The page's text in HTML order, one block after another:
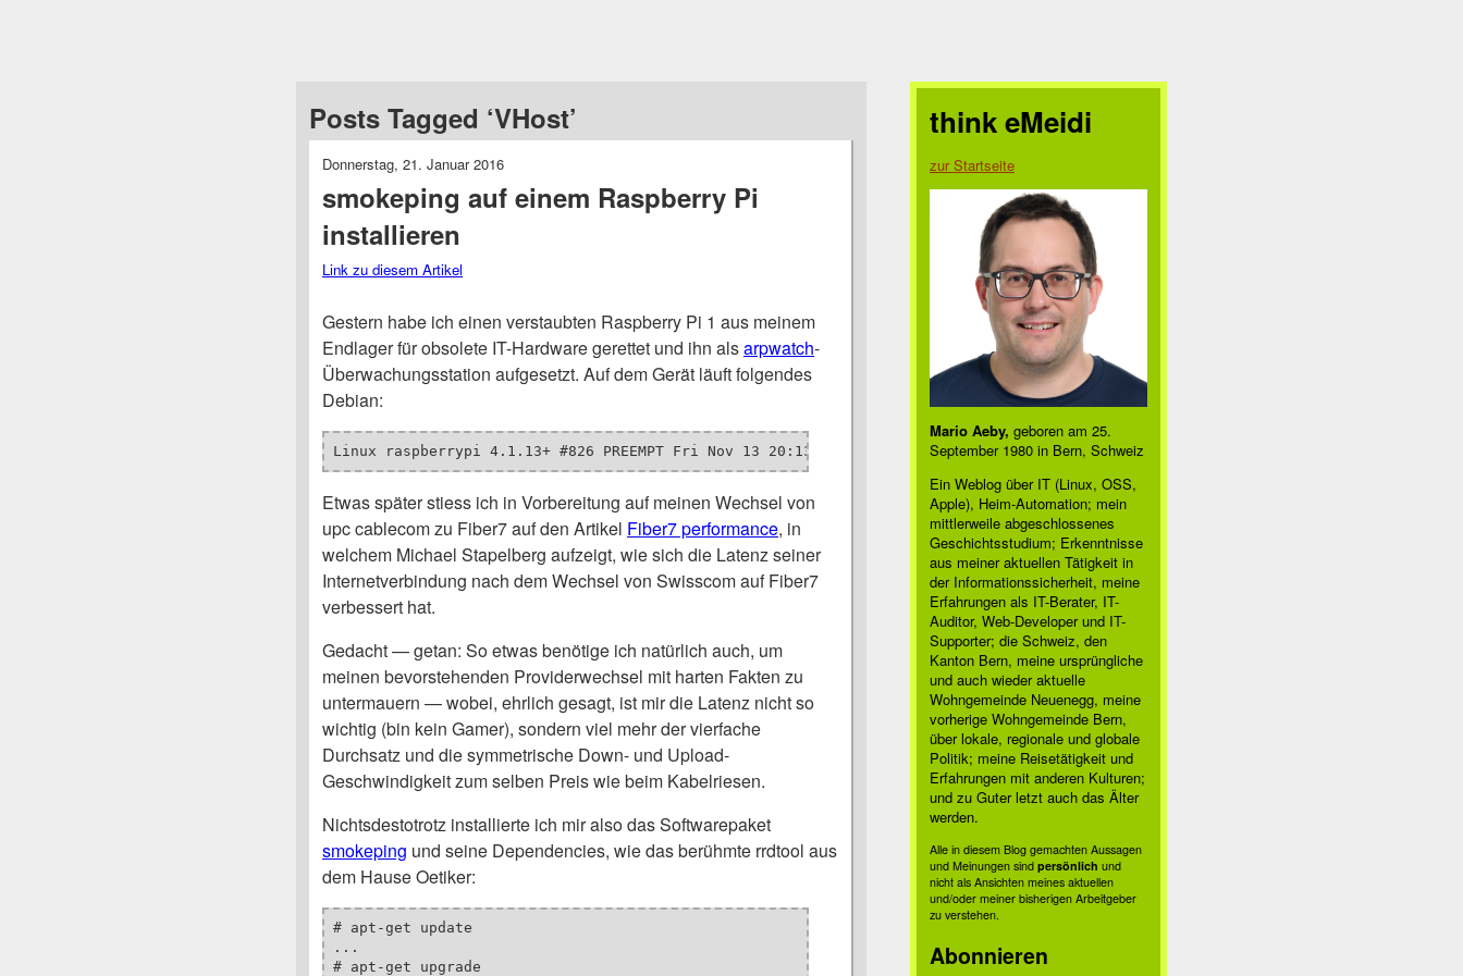
Posts Tagged ‘VHost’
Donnerstag, 21. Januar 2016
smokeping auf einem Raspberry Pi
installieren
Link zu diesem Artikel
Gestern habe ich einen verstaubten Raspberry Pi 1 aus meinem
Endlager für obsolete IT-Hardware gerettet und ihn alsarpwatch-
Überwachungsstation aufgesetzt. Auf dem Gerät läuft folgendes
Debian:
Linux raspberrypi 4.1.13+ #826 PREEMPT Fri Nov 13 20:13:22 GMT 2015 armv6l GNU/Linux
Etwas später stiess ich in Vorbereitung auf meinen Wechsel von
upc cablecom zu Fiber7 auf den Artikel Fiber7 performance, in
welchem Michael Stapelberg aufzeigt, wie sich die Latenz seiner
Internetverbindung nach dem Wechsel von Swisscom auf Fiber7
verbessert hat.
Gedacht — getan: So etwas benötige ich natürlich auch, um
meinen bevorstehenden Providerwechsel mit harten Fakten zu
untermauern — wobei, ehrlich gesagt, ist mir die Latenz nicht so
wichtig (bin kein Gamer), sondern viel mehr der vierfache
Durchsatz und die symmetrische Down- und Upload-
Geschwindigkeit zum selben Preis wie beim Kabelriesen.
Nichtsdestotrotz installierte ich mir also das Softwarepaket
smokeping und seine Dependencies, wie das berühmte rrdtool aus
dem Hause Oetiker:
# apt-get update
...
# apt-get upgrade
think eMeidi
zur Startseite
Mario Aeby, geboren am 25.
September 1980 in Bern, Schweiz
Ein Weblog über IT (Linux, OSS,
Apple), Heim-Automation; mein
mittlerweile abgeschlossenes
Geschichtsstudium; Erkenntnisse
aus meiner aktuellen Tätigkeit in
der Informationssicherheit, meine
Erfahrungen als IT-Berater, IT-
Auditor, Web-Developer und IT-
Supporter; die Schweiz, den
Kanton Bern, meine ursprüngliche
und auch wieder aktuelle
Wohngemeinde Neuenegg, meine
vorherige Wohngemeinde Bern,
über lokale, regionale und globale
Politik; meine Reisetätigkeit und
Erfahrungen mit anderen Kulturen;
und zu Guter letzt auch das Älter
werden.
Alle in diesem Blog gemachten Aussagen
und Meinungen sind persönlich und
nicht als Ansichten meines aktuellen
und/oder meiner bisherigen Arbeitgeber
zu verstehen.
Abonnieren